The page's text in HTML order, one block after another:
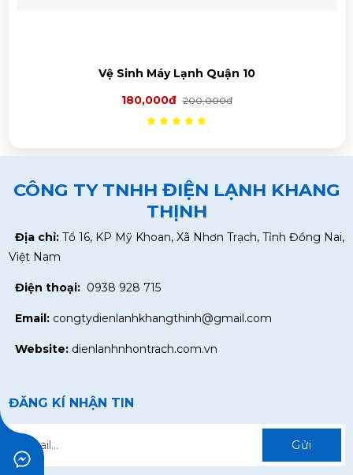
Vệ Sinh Máy Lạnh Quận 10
180,000đ 200,000đ
CÔNG TY TNHH ĐIỆN LẠNH KHANG
THỊNH
Địa chỉ:Tổ 16, KP Mỹ Khoan, Xã Nhơn Trạch, Tỉnh Đồng Nai,
Việt Nam
Điện thoại:0938 928 715
Email:congtydienlanhkhangthinh@gmail.com
Website:dienlanhnhontrach.com.vn
ĐĂNG KÍ NHẬN TIN
Gửi